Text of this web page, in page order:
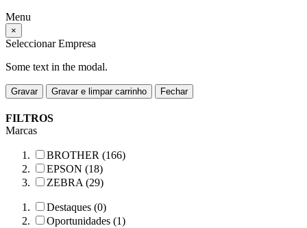
Menu
×
Seleccionar Empresa
Some text in the modal.
Gravar Gravar e limpar carrinho Fechar
FILTROS
Marcas
BROTHER (166)
EPSON (18)
ZEBRA (29)
Destaques (0)
Oportunidades (1)